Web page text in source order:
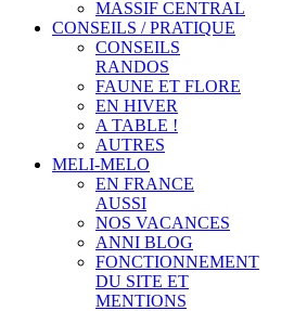
MASSIF CENTRAL
CONSEILS / PRATIQUE
CONSEILS
RANDOS
FAUNE ET FLORE
EN HIVER
A TABLE !
AUTRES
MELI-MELO
EN FRANCE
AUSSI
NOS VACANCES
ANNI BLOG
FONCTIONNEMENT
DU SITE ET
MENTIONS